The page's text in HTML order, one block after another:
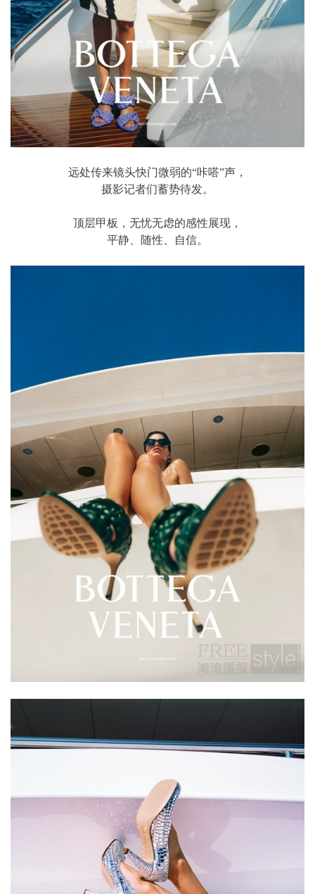
远处传来镜头快门微弱的“咔嗒”声，
摄影记者们蓄势待发。
顶层甲板，无忧无虑的感性展现，
平静、随性、自信。